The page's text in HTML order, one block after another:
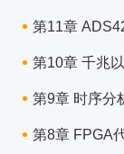
第11章
第10章 千兆
第9章 时序分
第8章 FPGA